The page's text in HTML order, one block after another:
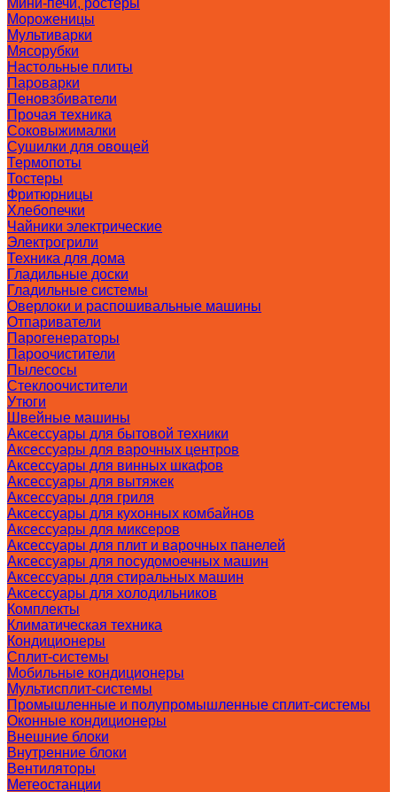
Мини-печи, ростеры
Мороженицы
Мультиварки
Мясорубки
Настольные плиты
Пароварки
Пеновзбиватели
Прочая техника
Соковыжималки
Сушилки для овощей
Термопоты
Тостеры
Фритюрницы
Хлебопечки
Чайники электрические
Электрогрили
Техника для дома
Гладильные доски
Гладильные системы
Оверлоки и распошивальные машины
Отпариватели
Парогенераторы
Пароочистители
Пылесосы
Стеклоочистители
Утюги
Швейные машины
Аксессуары для бытовой техники
Аксессуары для варочных центров
Аксессуары для винных шкафов
Аксессуары для вытяжек
Аксессуары для гриля
Аксессуары для кухонных комбайнов
Аксессуары для миксеров
Аксессуары для плит и варочных панелей
Аксессуары для посудомоечных машин
Аксессуары для стиральных машин
Аксессуары для холодильников
Комплекты
Климатическая техника
Кондиционеры
Сплит-системы
Мобильные кондиционеры
Мультисплит-системы
Промышленные и полупромышленные сплит-системы
Оконные кондиционеры
Внешние блоки
Внутренние блоки
Вентиляторы
Метеостанции